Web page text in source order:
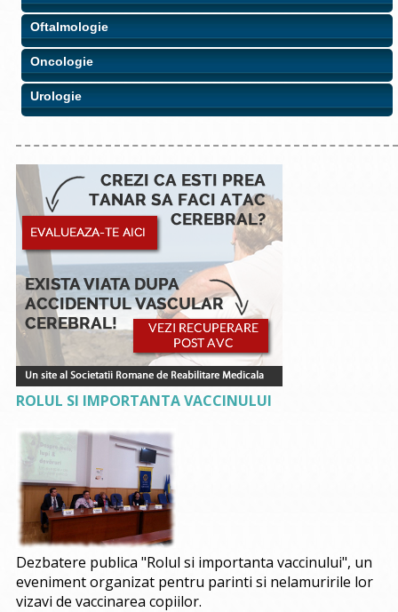
Oftalmologie
Oncologie
Urologie
ROLUL SI IMPORTANTA VACCINULUI
Dezbatere publica "Rolul si importanta vaccinului", un
eveniment organizat pentru parinti si nelamuririle lor
vizavi de vaccinarea copiilor.